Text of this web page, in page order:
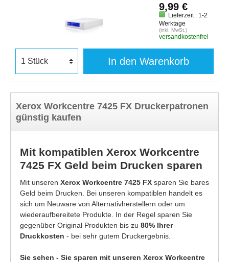
9,99 €
Lieferzeit : 1-2
Werktage
(inkl. MwSt.)
versandkostenfrei
In den Warenkorb
Xerox Workcentre 7425 FX Druckerpatronen
günstig kaufen
Mit kompatiblen Xerox Workcentre
7425 FX Geld beim Drucken sparen
Mit unseren Xerox Workcentre 7425 FX sparen Sie bares
Geld beim Drucken. Bei unseren kompatiblen handelt es
sich um Neuware von Alternativherstellern oder um
wiederaufbereitete Produkte. In der Regel sparen Sie
gegenüber Original Produkten bis zu 80% Ihrer
Druckkosten - bei sehr gutem Druckergebnis.
Sie sehen - Sie sparen mit unseren Xerox Workcentre